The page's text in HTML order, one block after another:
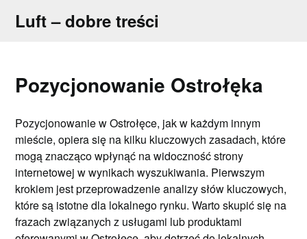
Luft – dobre treści
Pozycjonowanie Ostrołęka
Pozycjonowanie w Ostrołęce, jak w każdym innym
mieście, opiera się na kilku kluczowych zasadach, które
mogą znacząco wpłynąć na widoczność strony
internetowej w wynikach wyszukiwania. Pierwszym
krokiem jest przeprowadzenie analizy słów kluczowych,
które są istotne dla lokalnego rynku. Warto skupić się na
frazach związanych z usługami lub produktami